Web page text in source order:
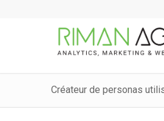
Créateur de personas